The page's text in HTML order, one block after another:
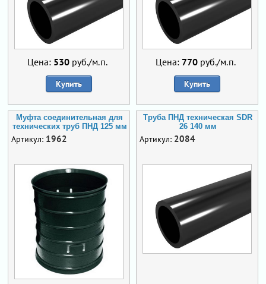
Цена: 530 руб./м.п.
Купить
Цена: 770 руб./м.п.
Купить
Муфта соединительная для
технических труб ПНД 125 мм
Артикул: 1962
Труба ПНД техническая SDR
26 140 мм
Артикул: 2084